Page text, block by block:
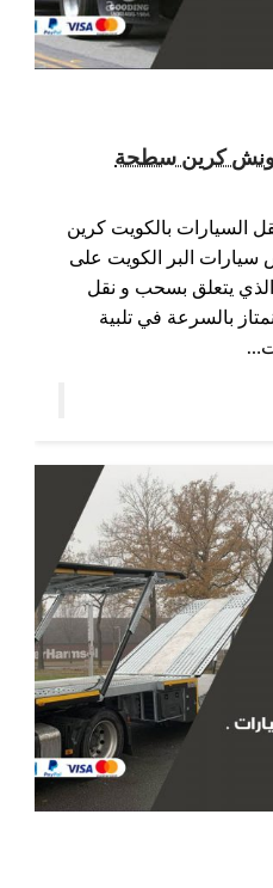
/ 65557275 / ونش كرين سطحة
السيارات بالكويت كرين
البر الكويت على
يتعلق بسحب و نقل
بالسرعة في تلبية